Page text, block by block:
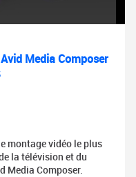
Media Composer
montage vidéo le plus
la télévision et du
Media Composer.